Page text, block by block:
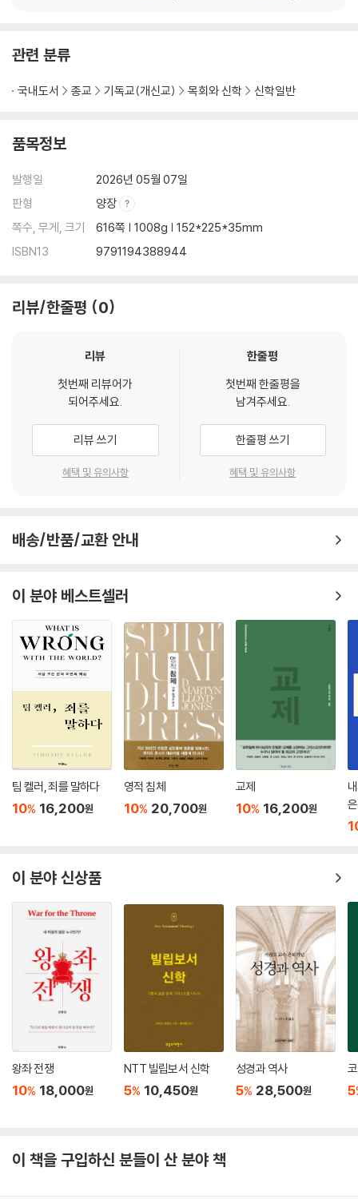
관련 분류
국내도서 종교 기독교(개신교) 목회와 신학 신학일반
품목정보
발행일
2026년 05월 07일
판형
양장
쪽수, 무게, 크기
616쪽 | 1008g | 152*225*35mm
ISBN13
9791194388944
리뷰/한줄평 0
리뷰
첫번째 리뷰어가
되어주세요.
리뷰 쓰기
혜택 및 유의사항
한줄평
첫번째 한줄평을
남겨주세요.
한줄평 쓰기
혜택 및 유의사항
배송/반품/교환 안내
이 분야 베스트셀러
팀 켈러, 죄를 말하다
10% 16,200원
영적 침체
10% 20,700원
교제
10% 16,200원
이 분야 신상품
왕좌 전쟁
10% 18,000원
NTT 빌립보서 신학
5% 10,450원
성경과 역사
5% 28,500원 5
이 책을 구입하신 분들이 산 분야 책